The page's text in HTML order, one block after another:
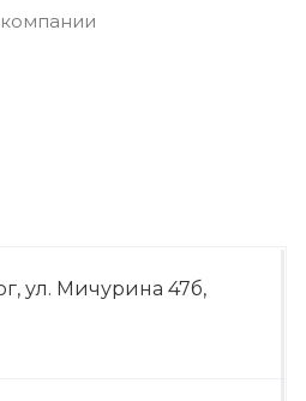
ул. Мичурина 47б,